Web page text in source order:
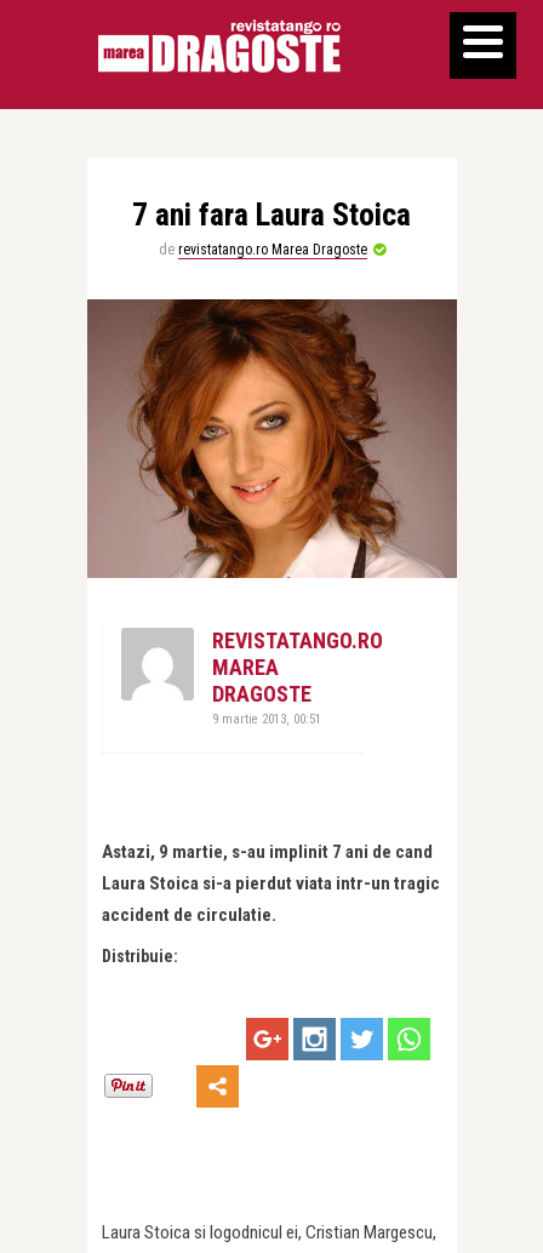
7 ani fara Laura Stoica
de revistatango.ro Marea Dragoste
REVISTATANGO.RO
MAREA
DRAGOSTE
9 martie 2013, 00:51
Astazi, 9 martie, s-au implinit 7 ani de cand
Laura Stoica si-a pierdut viata intr-un tragic
accident de circulatie.
Distribuie:
Laura Stoica si logodnicul ei, Cristian Margescu,